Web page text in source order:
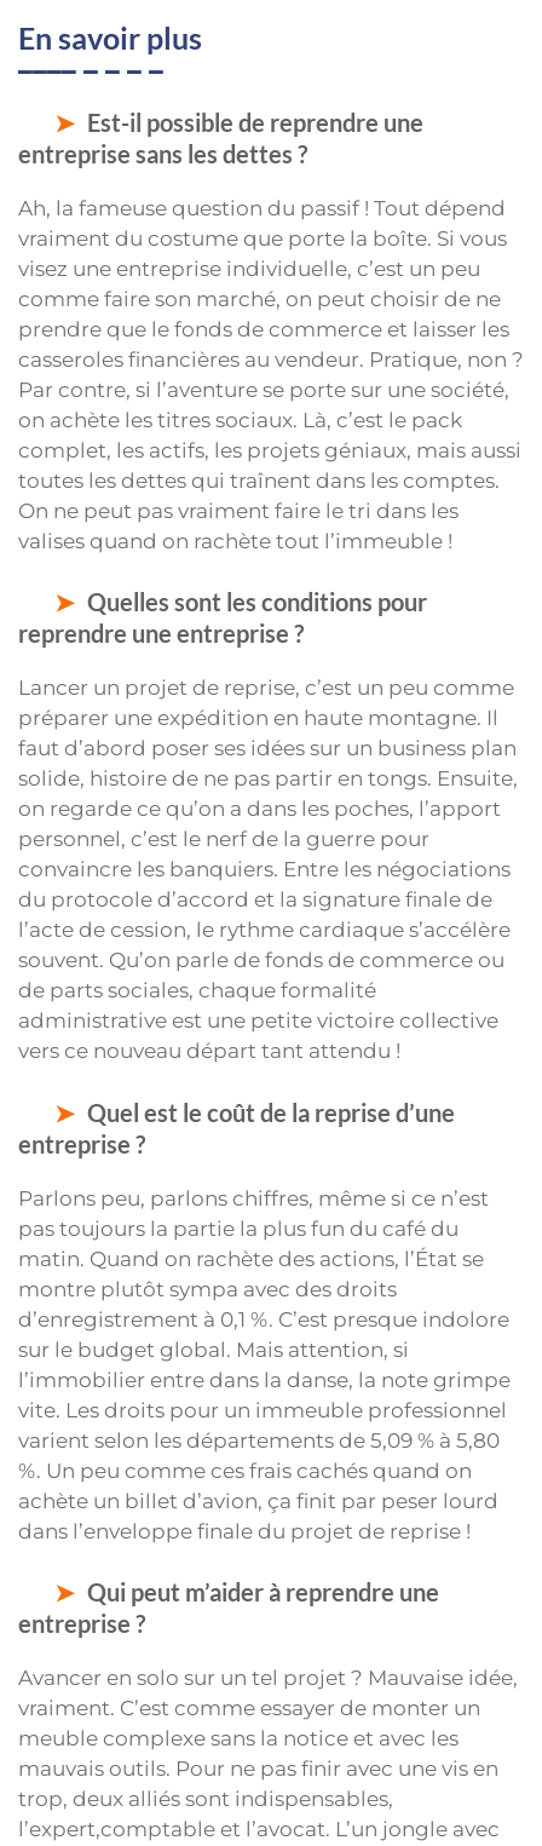
En savoir plus
Est-il possible de reprendre une
entreprise sans les dettes ?
Ah, la fameuse question du passif ! Tout dépend
vraiment du costume que porte la boîte. Si vous
visez une entreprise individuelle, c’est un peu
comme faire son marché, on peut choisir de ne
prendre que le fonds de commerce et laisser les
casseroles financières au vendeur. Pratique, non ?
Par contre, si l’aventure se porte sur une société,
on achète les titres sociaux. Là, c’est le pack
complet, les actifs, les projets géniaux, mais aussi
toutes les dettes qui traînent dans les comptes.
On ne peut pas vraiment faire le tri dans les
valises quand on rachète tout l’immeuble !
Quelles sont les conditions pour
reprendre une entreprise ?
Lancer un projet de reprise, c’est un peu comme
préparer une expédition en haute montagne. Il
faut d’abord poser ses idées sur un business plan
solide, histoire de ne pas partir en tongs. Ensuite,
on regarde ce qu’on a dans les poches, l’apport
personnel, c’est le nerf de la guerre pour
convaincre les banquiers. Entre les négociations
du protocole d’accord et la signature finale de
l’acte de cession, le rythme cardiaque s’accélère
souvent. Qu’on parle de fonds de commerce ou
de parts sociales, chaque formalité
administrative est une petite victoire collective
vers ce nouveau départ tant attendu !
Quel est le coût de la reprise d’une
entreprise ?
Parlons peu, parlons chiffres, même si ce n’est
pas toujours la partie la plus fun du café du
matin. Quand on rachète des actions, l’État se
montre plutôt sympa avec des droits
d’enregistrement à 0,1 %. C’est presque indolore
sur le budget global. Mais attention, si
l’immobilier entre dans la danse, la note grimpe
vite. Les droits pour un immeuble professionnel
varient selon les départements de 5,09 % à 5,80
%. Un peu comme ces frais cachés quand on
achète un billet d’avion, ça finit par peser lourd
dans l’enveloppe finale du projet de reprise !
Qui peut m’aider à reprendre une
entreprise ?
Avancer en solo sur un tel projet ? Mauvaise idée,
vraiment. C’est comme essayer de monter un
meuble complexe sans la notice et avec les
mauvais outils. Pour ne pas finir avec une vis en
trop, deux alliés sont indispensables,
l’expert,comptable et l’avocat. L’un jongle avec